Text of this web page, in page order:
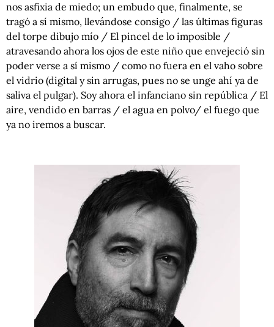
nos asfixia de miedo; un embudo que, finalmente, se
tragó a sí mismo, llevándose consigo / las últimas figuras
del torpe dibujo mío / El pincel de lo imposible /
atravesando ahora los ojos de este niño que envejeció sin
poder verse a sí mismo / como no fuera en el vaho sobre
el vidrio (digital y sin arrugas, pues no se unge ahí ya de
saliva el pulgar). Soy ahora el infanciano sin república / El
aire, vendido en barras / el agua en polvo/ el fuego que
ya no iremos a buscar.